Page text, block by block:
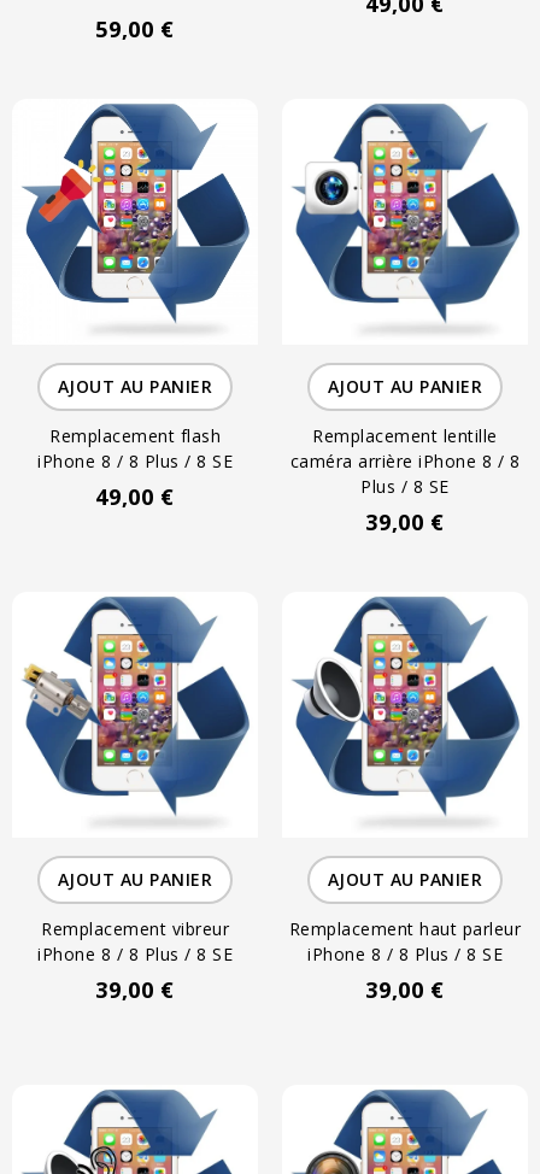
59,00 €
AJOUT AU PANIER
Remplacement flash
iPhone 8 / 8 Plus / 8 SE
49,00 €
AJOUT AU PANIER
Remplacement lentille
caméra arrière iPhone 8 / 8
Plus / 8 SE
39,00 €
AJOUT AU PANIER
Remplacement vibreur
iPhone 8 / 8 Plus / 8 SE
39,00 €
AJOUT AU PANIER
Remplacement haut parleur
iPhone 8 / 8 Plus / 8 SE
39,00 €